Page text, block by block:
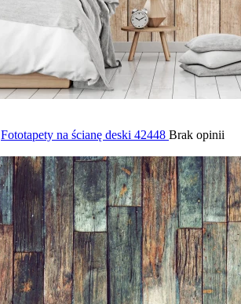
Fototapety na ścianę deski 42448 Brak opinii